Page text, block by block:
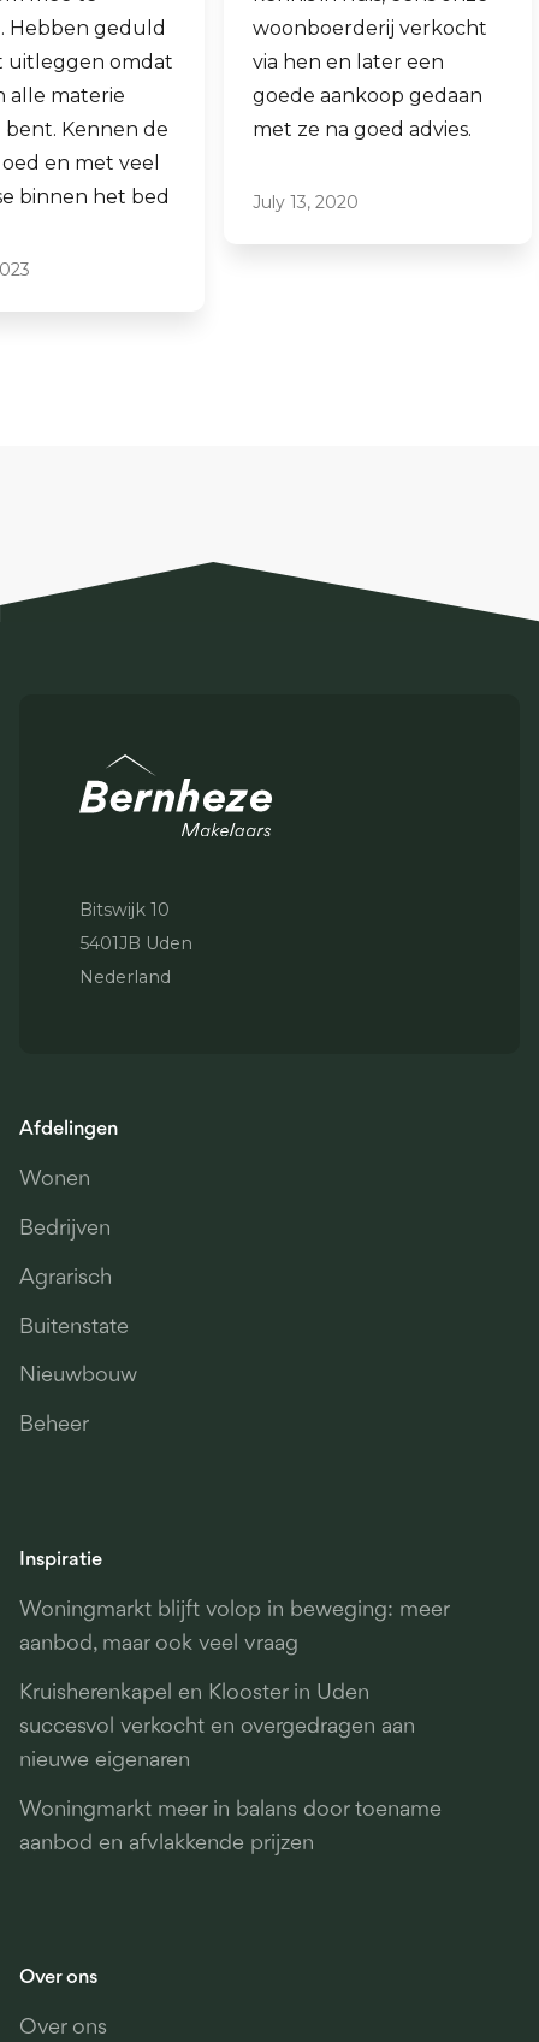
woonboerderij verkocht
via hen en later een
goede aankoop gedaan
met ze na goed advies.
July 13, 2020
ook een woning
aankopen.
Laagdrempelig
professioneel, ik
Bitswijk 10
5401JB Uden
Nederland
Afdelingen
Wonen
Bedrijven
Agrarisch
Buitenstate
Nieuwbouw
Beheer
Inspiratie
Woningmarkt blijft volop in beweging: meer
aanbod, maar ook veel vraag
Kruisherenkapel en Klooster in Uden
succesvol verkocht en overgedragen aan
nieuwe eigenaren
Woningmarkt meer in balans door toename
aanbod en afvlakkende prijzen
Over ons
Over ons